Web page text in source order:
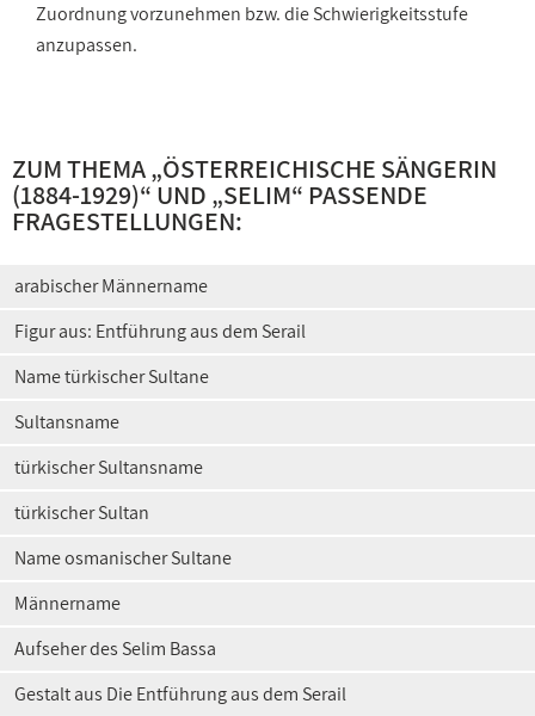
Zuordnung vorzunehmen bzw. die Schwierigkeitsstufe
anzupassen.
ZUM THEMA „ÖSTERREICHISCHE SÄNGERIN
(1884-1929)“ UND „SELIM“ PASSENDE
FRAGESTELLUNGEN:
arabischer Männername
Figur aus: Entführung aus dem Serail
Name türkischer Sultane
Sultansname
türkischer Sultansname
türkischer Sultan
Name osmanischer Sultane
Männername
Aufseher des Selim Bassa
Gestalt aus Die Entführung aus dem Serail